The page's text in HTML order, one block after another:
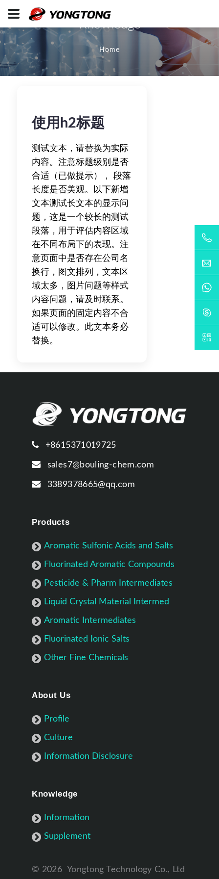
Knowledge
Home
使用h2标题
测试文本，请替换为实际
内容。注意标题级别是否
合适（已做提示）， 段落
长度是否美观。以下新增
文本测试长文本的显示问
题，这是一个较长的测试
段落，用于评估内容区域
在不同布局下的表现。注
意页面中是否存在公司名
换行，图文排列，文本区
域太多，图片问题等样式
内容问题，请及时联系。
如果页面的固定内容不合
适可以修改。此文本务必
替换。
+8615371019725
sales7@bouling-chem.com
3389378665@qq.com
Products
Aromatic Sulfonic Acids and Salts
Fluorinated Aromatic Compounds
Pesticide & Pharm Intermediates
Liquid Crystal Material Intermed
Aromatic Intermediates
Fluorinated Ionic Salts
Other Fine Chemicals
About Us
Profile
Culture
Information Disclosure
Knowledge
Information
Supplement
© 2026 Yongtong Technology Co., Ltd